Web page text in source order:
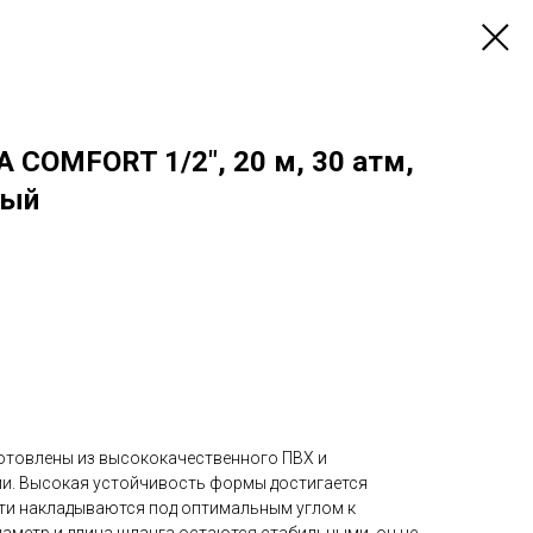
COMFORT 1/2", 20 м, 30 атм,
из высококачественного ПВХ и
Высокая устойчивость формы достигается
накладываются под оптимальным углом к